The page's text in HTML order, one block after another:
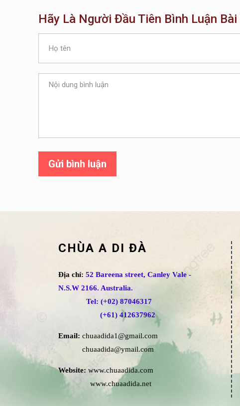
Hãy Là Người Đầu Tiên Bình Luận
Gửi bình luận
CHÙA A DI ĐÀ
Địa chỉ: 52 Bareena street, Canley Vale -
N.S.W 2166. Australia.
Tel: (+02) 87046317
(+61) 412637962
Email: chuaadida1@gmail.com
chuaadida@ymail.com
Website: www.chuaadida.com
www.chuaadida.net